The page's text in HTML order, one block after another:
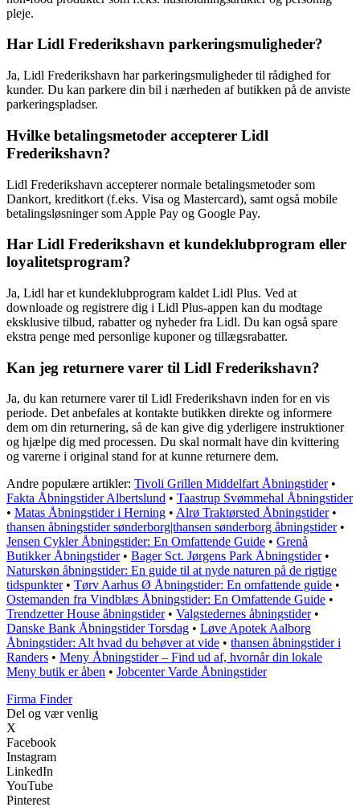
pleje.
Har Lidl Frederikshavn parkeringsmuligheder?
Ja, Lidl Frederikshavn har parkeringsmuligheder til rådighed for
kunder. Du kan parkere din bil i nærheden af butikken på de anviste
parkeringspladser.
Hvilke betalingsmetoder accepterer Lidl
Frederikshavn?
Lidl Frederikshavn accepterer normale betalingsmetoder som
Dankort, kreditkort (f.eks. Visa og Mastercard), samt også mobile
betalingsløsninger som Apple Pay og Google Pay.
Har Lidl Frederikshavn et kundeklubprogram eller
loyalitetsprogram?
Ja, Lidl har et kundeklubprogram kaldet Lidl Plus. Ved at
downloade og registrere dig i Lidl Plus-appen kan du modtage
eksklusive tilbud, rabatter og nyheder fra Lidl. Du kan også spare
ekstra penge med personlige kuponer og tillægsrabatter.
Kan jeg returnere varer til Lidl Frederikshavn?
Ja, du kan returnere varer til Lidl Frederikshavn inden for en vis
periode. Det anbefales at kontakte butikken direkte og informere
dem om din returnering, så de kan give dig yderligere instruktioner
og hjælpe dig med processen. Du skal normalt have din kvittering
og varerne i original stand for at kunne returnere dem.
Andre populære artikler: Tivoli Grillen Middelfart Åbningstider•
Fakta Åbningstider Albertslund • Taastrup Svømmehal Åbningstider
• Matas Åbningstider i Herning • Alrø Traktørsted Åbningstider•
thansen åbningstider sønderborg|thansen sønderborg åbningstider•
Jensen Cykler Åbningstider: En Omfattende Guide • Grenå
Butikker Åbningstider• Bager Sct. Jørgens Park Åbningstider•
Naturskøn åbningstider: En guide til at nyde naturen på de rigtige
tidspunkter• Tørv Aarhus Ø Åbningstider: En omfattende guide •
Ostemanden fra Vindblæs Åbningstider: En Omfattende Guide •
Trendzetter House åbningstider• Valgstedernes åbningstider•
Danske Bank Åbningstider Torsdag • Løve Apotek Aalborg
Åbningstider: Alt hvad du behøver at vide • thansen åbningstider i
Randers • Meny Åbningstider – Find ud af, hvornår din lokale
Meny butik er åben • Jobcenter Varde Åbningstider
Firma Finder
Del og vær venlig
X
Facebook
Instagram
LinkedIn
YouTube
Pinterest